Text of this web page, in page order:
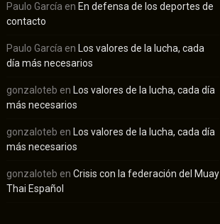
Paulo García en En defensa de los deportes de
contacto
Paulo García en Los valores de la lucha, cada
día más necesarios
gonzaloteb en Los valores de la lucha, cada día
más necesarios
gonzaloteb en Los valores de la lucha, cada día
más necesarios
gonzaloteb en Crisis con la federación del Muay
Thai Español